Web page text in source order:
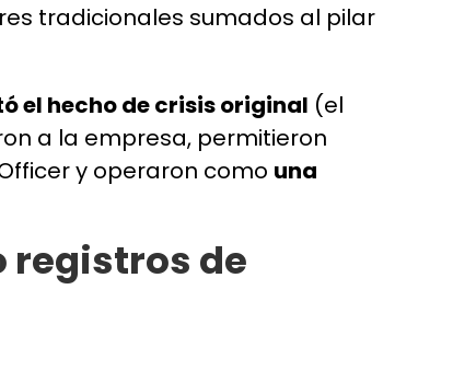
tradicionales sumados al pilar
el hecho de crisis original (el
a la empresa, permitieron
y operaron como una
registros de